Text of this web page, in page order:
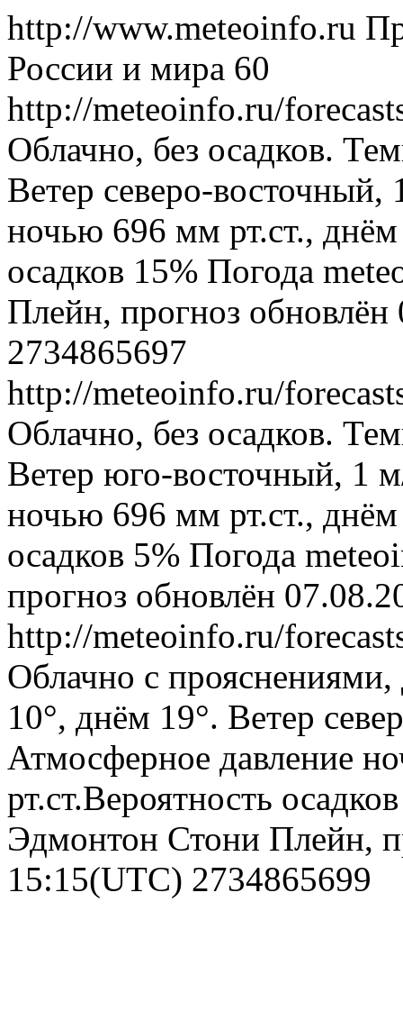
http://www.meteoinfo.ru
России и мира 60
http://meteoinfo.ru/
Облачно, без осадков.
Ветер северо-
ночью 696 мм рт.ст.,
осадков 15% Погода
Плейн, прогноз
2734865697
http://meteoinfo.ru/
Облачно, без осадков.
Ветер юго-восточный, 1
ночью 696 мм рт.ст.,
осадков 5% Погода
прогноз обновлён
http://meteoinfo.ru/
Облачно с
10°, днём 19°. Ветер
Атмосферное давление
рт.ст.Вероятность
Эдмонтон Стони Плейн,
15:15(UTC) 2734865699